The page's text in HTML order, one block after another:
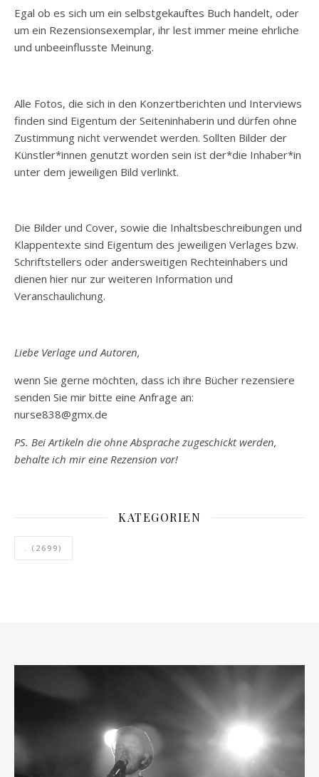
Egal ob es sich um ein selbstgekauftes Buch handelt, oder
um ein Rezensionsexemplar, ihr lest immer meine ehrliche
und unbeeinflusste Meinung.
Alle Fotos, die sich in den Konzertberichten und Interviews
finden sind Eigentum der Seiteninhaberin und dürfen ohne
Zustimmung nicht verwendet werden. Sollten Bilder der
Künstler*innen genutzt worden sein ist der*die Inhaber*in
unter dem jeweiligen Bild verlinkt.
Die Bilder und Cover, sowie die Inhaltsbeschreibungen und
Klappentexte sind Eigentum des jeweiligen Verlages bzw.
Schriftstellers oder andersweitigen Rechteinhabers und
dienen hier nur zur weiteren Information und
Veranschaulichung.
Liebe Verlage und Autoren,
wenn Sie gerne möchten, dass ich ihre Bücher rezensiere
senden Sie mir bitte eine Anfrage an:
nurse838@gmx.de
PS. Bei Artikeln die ohne Absprache zugeschickt werden,
behalte ich mir eine Rezension vor!
KATEGORIEN
. (2699)